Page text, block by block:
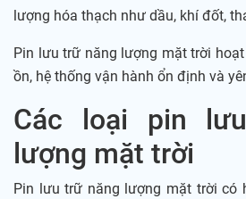
lượng hóa thạch như dầu, khí đốt,
Pin lưu trữ năng lượng mặt trời
ồn, hệ thống vận hành ổn định và
Các loại pin
lượng mặt trời
Pin lưu trữ năng lượng mặt trời có